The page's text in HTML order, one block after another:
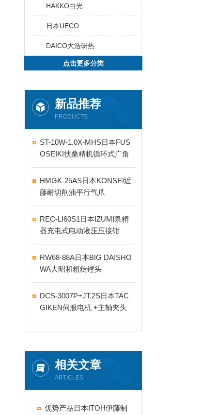
HAKKO白光
日本UECO
DAICO大浩研热
点击更多分类
新品推荐
PRODUCTS
ST-10W-1.0X-MHS日本FUS
OSEIKI扶桑精机循环式广角
自动喷嘴
HMGK-25AS日本KONSEI近
藤耐切削油平行气爪
REC-LI60S1日本IZUMI泉精
器充电式电动液压压接钳
RW68-88A日本BIG DAISHO
WA大昭和粗糙镗头
DCS-3007P+JT.2S日本TAC
GIKEN伺服电机 +主轴夹头
相关文章
ARTICLES
优势产品日本ITOH伊藤制